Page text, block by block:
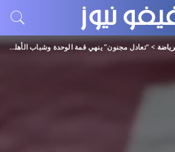
> “تعادل مجنون” ينهي قمة الوحدة وشباب الأهلي.. وانتصار مثير لعجمان أمام كلباء